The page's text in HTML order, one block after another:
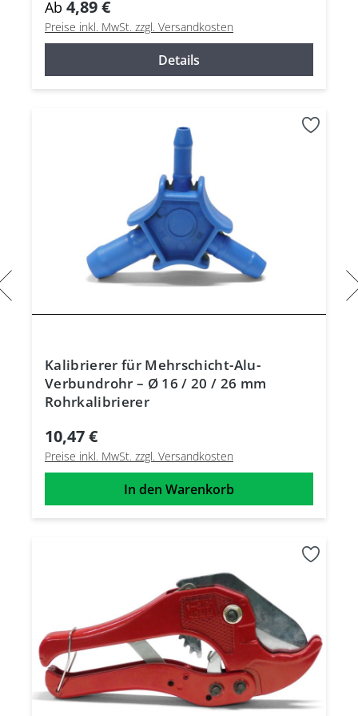
Ab 4,89 €
Preise inkl. MwSt. zzgl. Versandkosten
Details
Kalibrierer für Mehrschicht-Alu-
Verbundrohr – Ø 16 / 20 / 26 mm
Rohrkalibrierer
10,47 €
Preise inkl. MwSt. zzgl. Versandkosten
In den Warenkorb